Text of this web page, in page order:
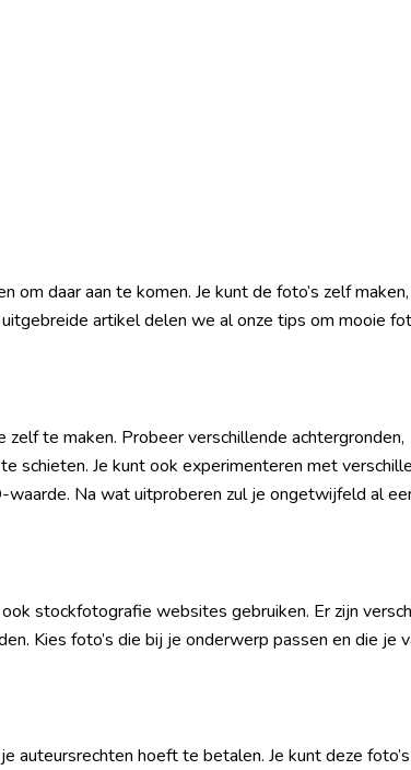
om daar aan te komen. Je kunt de foto’s zelf
artikel delen we al onze tips om mooie
te maken. Probeer verschillende achtergronden,
schieten. Je kunt ook experimenteren met
Na wat uitproberen zul je ongetwijfeld al
stockfotografie websites gebruiken. Er zijn
Kies foto’s die bij je onderwerp passen en die je
auteursrechten hoeft te betalen. Je kunt deze foto’s